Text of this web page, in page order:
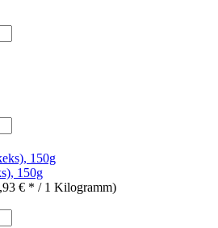
150g
€ * / 1 Kilogramm)